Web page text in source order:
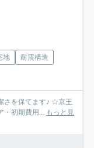
地
耐震構造
さを保てます♪ ☆京王
・初期費用... もっと見